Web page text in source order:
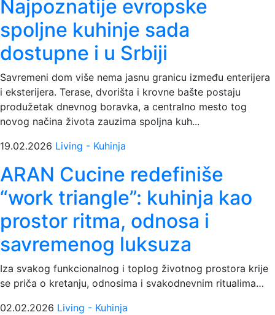
Najpoznatije evropske
spoljne kuhinje sada
dostupne i u Srbiji
Savremeni dom više nema jasnu granicu između enterijera
i eksterijera. Terase, dvorišta i krovne bašte postaju
produžetak dnevnog boravka, a centralno mesto tog
novog načina života zauzima spoljna kuh...
19.02.2026 Living - Kuhinja
ARAN Cucine redefiniše
“work triangle”: kuhinja kao
prostor ritma, odnosa i
savremenog luksuza
Iza svakog funkcionalnog i toplog životnog prostora krije
se priča o kretanju, odnosima i svakodnevnim ritualima…
02.02.2026 Living - Kuhinja